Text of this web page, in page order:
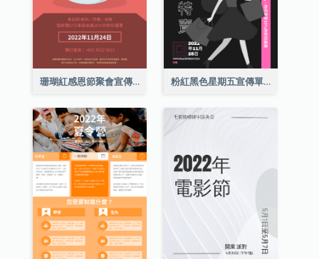
珊瑚紅感恩節聚會宣傳單張 粉紅黑色星期五宣傳單張